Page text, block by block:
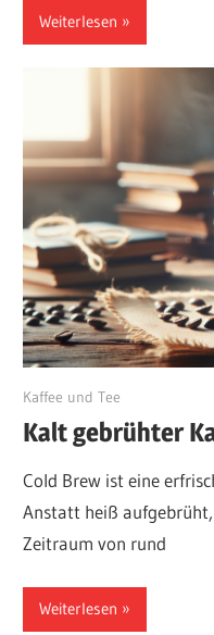
Weiterlesen
Juni 9, 2024
Kaffee und Tee
Kalt gebrühter
Cold Brew ist eine
Anstatt heiß
Zeitraum von rund
Weiterlesen